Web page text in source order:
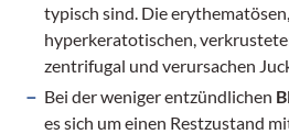
typisch sind. Die
hyperkeratotischen,
zentrifugal und verursachen
Bei der weniger entzündlichen
es sich um einen Restzustand